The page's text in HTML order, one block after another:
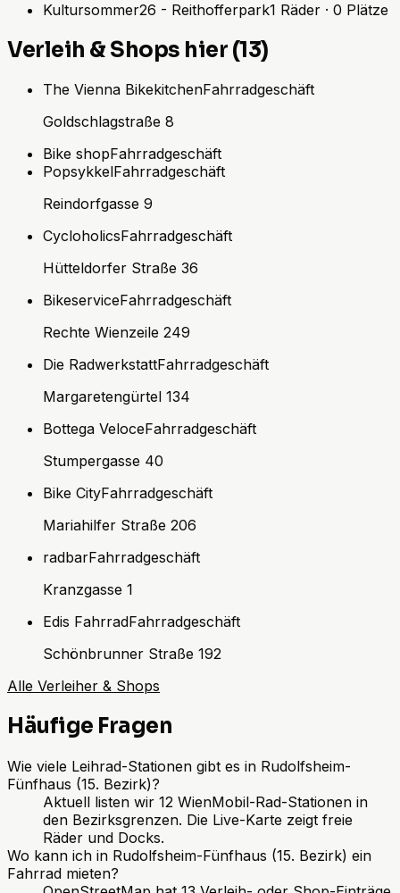
Kultursommer26 - Reithofferpark1 Räder · 0 Plätze
Verleih & Shops hier (13)
The Vienna BikekitchenFahrradgeschäft
Goldschlagstraße 8
Bike shopFahrradgeschäft
PopsykkelFahrradgeschäft
Reindorfgasse 9
CycloholicsFahrradgeschäft
Hütteldorfer Straße 36
BikeserviceFahrradgeschäft
Rechte Wienzeile 249
Die RadwerkstattFahrradgeschäft
Margaretengürtel 134
Bottega VeloceFahrradgeschäft
Stumpergasse 40
Bike CityFahrradgeschäft
Mariahilfer Straße 206
radbarFahrradgeschäft
Kranzgasse 1
Edis FahrradFahrradgeschäft
Schönbrunner Straße 192
Alle Verleiher & Shops
Häufige Fragen
Wie viele Leihrad-Stationen gibt es in Rudolfsheim-
Fünfhaus (15. Bezirk)?
Aktuell listen wir 12 WienMobil-Rad-Stationen in
den Bezirksgrenzen. Die Live-Karte zeigt freie
Räder und Docks.
Wo kann ich in Rudolfsheim-Fünfhaus (15. Bezirk) ein
Fahrrad mieten?